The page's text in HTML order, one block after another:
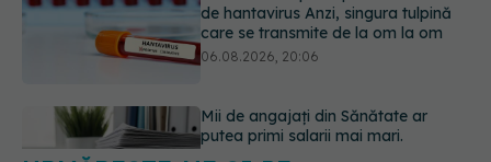
Mii de angajați din Sănătate ar
putea primi salarii mai mari.
Sindicatele cer schimbarea legii
Alergia la ambrozie: 4 lucruri
URMĂREȘTE-NE ȘI PE: